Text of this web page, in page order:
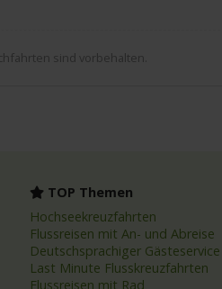
sind vorbehalten.
TOP Themen
Hochseekreuzfahrten
Flussreisen mit An- und Abreise
Deutschsprachiger Gästeservice
Last Minute Flusskreuzfahrten
Flussreisen mit Rad